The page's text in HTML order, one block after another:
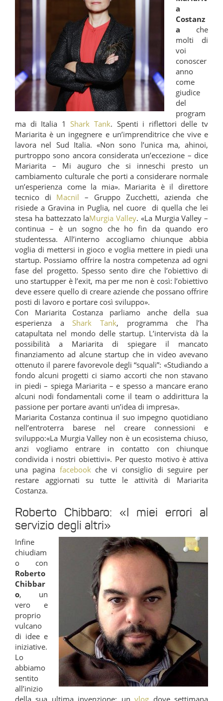
a
Costanz
a che
molti di
voi
conoscer
anno
come
giudice
del
program
ma di Italia 1Shark Tank. Spenti i riflettori delle tv
Mariarita è un ingegnere e un’imprenditrice che vive e
lavora nel Sud Italia. «Non sono l’unica ma, ahinoi,
purtroppo sono ancora considerata un’eccezione – dice
Mariarita – Mi auguro che si inneschi presto un
cambiamento culturale che porti a considerare normale
un’esperienza come la mia». Mariarita è il direttore
tecnico di Macnil – Gruppo Zucchetti, azienda che
risiede a Gravina in Puglia, nel cuore di quella che lei
stesa ha battezzato laMurgia Valley. «La Murgia Valley –
continua – è un sogno che ho fin da quando ero
studentessa. All’interno accogliamo chiunque abbia
voglia di mettersi in gioco e voglia mettere in piedi una
startup. Possiamo offrire la nostra competenza ad ogni
fase del progetto. Spesso sento dire che l’obiettivo di
uno startupper è l’exit, ma per me non è così: l’obiettivo
deve essere quello di creare aziende che possano offrire
posti di lavoro e portare così sviluppo».
Con Mariarita Costanza parliamo anche della sua
esperienza aShark Tank, programma che l’ha
catapultata nel mondo delle startup. L’intervista dà la
possibilità a Mariarita di spiegare il mancato
finanziamento ad alcune startup che in video avevano
ottenuto il parere favorevole degli “squali”: «Studiando a
fondo alcuni progetti ci siamo accorti che non stavano
in piedi – spiega Mariarita – e spesso a mancare erano
alcuni nodi fondamentali come il team o addirittura la
passione per portare avanti un’idea di impresa».
Mariarita Costanza continua il suo impegno quotidiano
nell’entroterra barese nel creare connessioni e
sviluppo:«La Murgia Valley non è un ecosistema chiuso,
anzi vogliamo entrare in contatto con chiunque
condivida i nostri obiettivi». Per questo motivo è attiva
una pagina facebookche vi consiglio di seguire per
restare aggiornati su tutte le attività di Mariarita
Costanza.
Roberto Chibbaro: «I miei errori al
servizio degli altri»
Infine
chiudiam
o con
Roberto
Chibbar
o, un
vero e
proprio
vulcano
di idee e
iniziative.
Lo
abbiamo
sentito
all’inizio